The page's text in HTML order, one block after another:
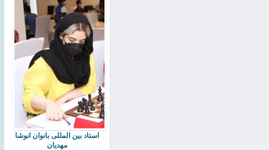
استاد بین المللی بانوان انوشا
مهدیان